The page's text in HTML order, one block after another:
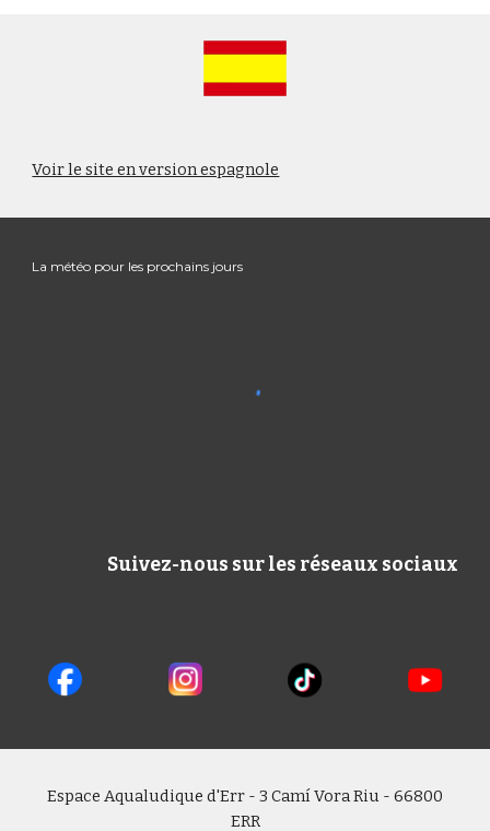
Voir le site en version espagnole
La météo pour les prochains jours
Suivez-nous sur les réseaux sociaux
Espace Aqualudique d'Err - 3 Camí Vora Riu - 66800
ERR